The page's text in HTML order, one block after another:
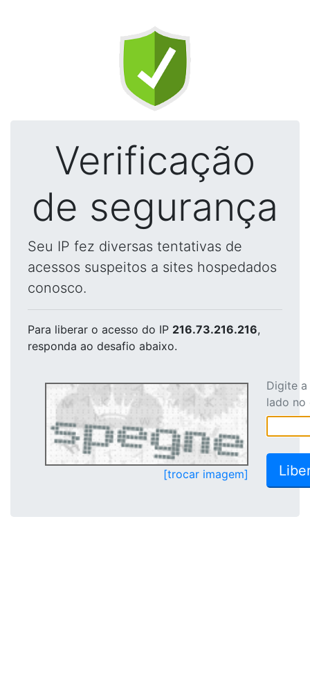
Verificação
de segurança
Seu IP fez diversas tentativas de
acessos suspeitos a sites hospedados
conosco.
Para liberar o acesso do IP 216.73.216.216,
responda ao desafio abaixo.
[trocar imagem]
Digite
lado no